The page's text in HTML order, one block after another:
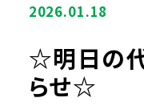
2026.01.18
☆明日の
らせ☆